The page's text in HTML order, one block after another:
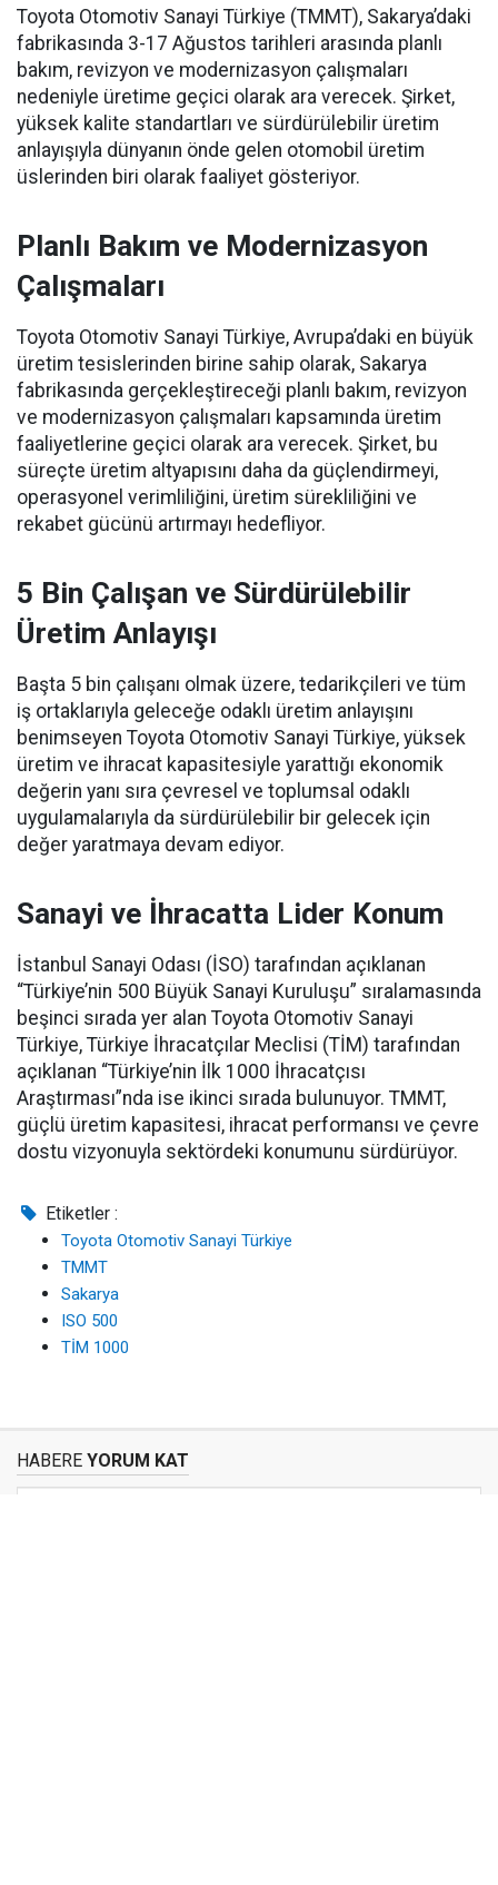
Toyota Otomotiv Sanayi Türkiye (TMMT), Sakarya’daki
fabrikasında 3-17 Ağustos tarihleri arasında planlı
bakım, revizyon ve modernizasyon çalışmaları
nedeniyle üretime geçici olarak ara verecek. Şirket,
yüksek kalite standartları ve sürdürülebilir üretim
anlayışıyla dünyanın önde gelen otomobil üretim
üslerinden biri olarak faaliyet gösteriyor.
Planlı Bakım ve Modernizasyon
Çalışmaları
Toyota Otomotiv Sanayi Türkiye, Avrupa’daki en büyük
üretim tesislerinden birine sahip olarak, Sakarya
fabrikasında gerçekleştireceği planlı bakım, revizyon
ve modernizasyon çalışmaları kapsamında üretim
faaliyetlerine geçici olarak ara verecek. Şirket, bu
süreçte üretim altyapısını daha da güçlendirmeyi,
operasyonel verimliliğini, üretim sürekliliğini ve
rekabet gücünü artırmayı hedefliyor.
5 Bin Çalışan ve Sürdürülebilir
Üretim Anlayışı
Başta 5 bin çalışanı olmak üzere, tedarikçileri ve tüm
iş ortaklarıyla geleceğe odaklı üretim anlayışını
benimseyen Toyota Otomotiv Sanayi Türkiye, yüksek
üretim ve ihracat kapasitesiyle yarattığı ekonomik
değerin yanı sıra çevresel ve toplumsal odaklı
uygulamalarıyla da sürdürülebilir bir gelecek için
değer yaratmaya devam ediyor.
Sanayi ve İhracatta Lider Konum
İstanbul Sanayi Odası (İSO) tarafından açıklanan
“Türkiye’nin 500 Büyük Sanayi Kuruluşu” sıralamasında
beşinci sırada yer alan Toyota Otomotiv Sanayi
Türkiye, Türkiye İhracatçılar Meclisi (TİM) tarafından
açıklanan “Türkiye’nin İlk 1000 İhracatçısı
Araştırması”nda ise ikinci sırada bulunuyor. TMMT,
güçlü üretim kapasitesi, ihracat performansı ve çevre
dostu vizyonuyla sektördeki konumunu sürdürüyor.
Etiketler :
Toyota Otomotiv Sanayi Türkiye
TMMT
Sakarya
ISO 500
TİM 1000
HABERE YORUM KAT